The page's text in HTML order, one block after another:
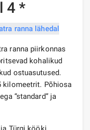
4 *
ranna piirkonnas
kohalikud
ostuasutused.
kilomeetrit. Põhiosa
“standard” ja